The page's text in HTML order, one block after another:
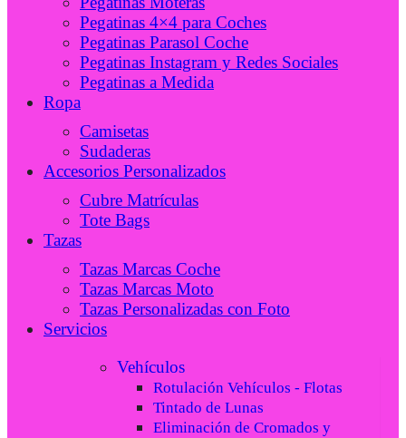
Pegatinas 4×4 para Coches
Pegatinas Parasol Coche
Pegatinas Instagram y Redes Sociales
Pegatinas a Medida
Ropa
Camisetas
Sudaderas
Accesorios Personalizados
Cubre Matrículas
Tote Bags
Tazas
Tazas Marcas Coche
Tazas Marcas Moto
Tazas Personalizadas con Foto
Servicios
Vehículos
Rotulación Vehículos - Flotas
Tintado de Lunas
Eliminación de Cromados y